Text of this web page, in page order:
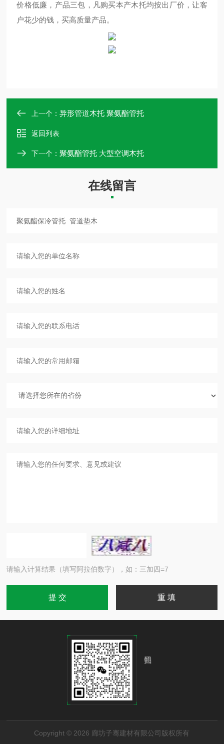
价格低廉，产品三包，凡购买本产木托均按出厂价，让客
户花少的钱，买高质量产品。
上一个：异形管道木托 聚氨酯管托
返回列表
下一个：聚氨酯管托 大型空调木托
在线留言
请输入计算结果（填写阿拉伯数字），如：三加四=7
Copyright © 2026 廊坊子骞建材有限公司版权所有